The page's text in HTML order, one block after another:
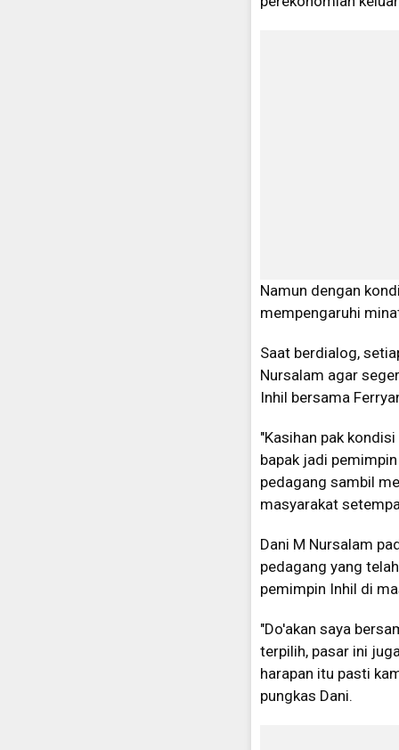
Namun dengan
mempengaruhi
Saat berdialog,
Nursalam agar
Inhil bersama
"Kasihan pak
bapak jadi
pedagang sambil
masyarakat
Dani M Nursalam
pedagang yang
pemimpin Inhil di
"Do'akan saya
terpilih, pasar ini
harapan itu pasti
pungkas Dani.